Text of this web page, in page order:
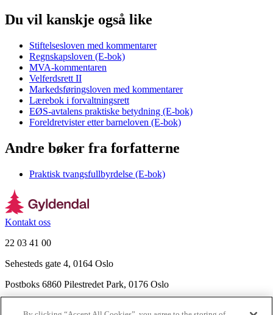
Du vil kanskje også like
Stiftelsesloven med kommentarer
Regnskapsloven (E-bok)
MVA-kommentaren
Velferdsrett II
Markedsføringsloven med kommentarer
Lærebok i forvaltningsrett
EØS-avtalens praktiske betydning (E-bok)
Foreldretvister etter barneloven (E-bok)
Andre bøker fra forfatterne
Praktisk tvangsfullbyrdelse (E-bok)
Kontakt oss
22 03 41 00
Sehesteds gate 4, 0164 Oslo
Postboks 6860 Pilestredet Park, 0176 Oslo